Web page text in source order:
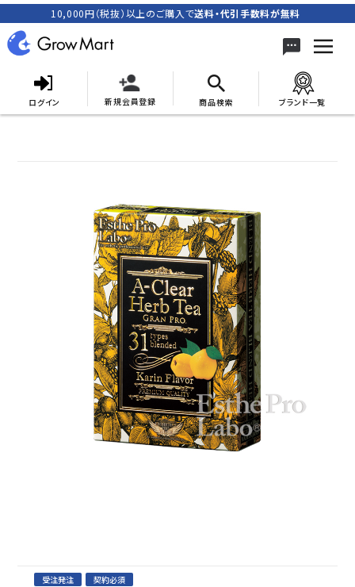
10,000円（税抜）以上のご購入で送料・代引手数料が無料
ログイン 新規会員登録 商品検索 ブランド一覧
ACCOUNT MENU
person 新規会員登録
カテゴリーから探す
セミナー/契約関連
受注発注 契約必須